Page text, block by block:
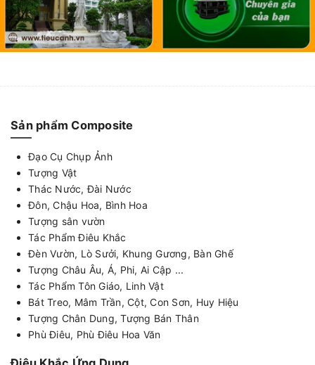
Sản phẩm Composite
Đạo Cụ Chụp Ảnh
Tượng Vật
Thác Nước, Đài Nước
Đôn, Chậu Hoa, Bình Hoa
Tượng sân vườn
Tác Phẩm Điêu Khắc
Đèn Vườn, Lò Sưởi, Khung Gương, Bàn Ghế
Tượng Châu Âu, Á, Phi, Ai Cập ...
Tác Phẩm Tôn Giáo, Linh Vật
Bát Treo, Mâm Trần, Cột, Con Sơn, Huy Hiệu
Tượng Chân Dung, Tượng Bán Thân
Phù Điêu, Phù Điêu Hoa Văn